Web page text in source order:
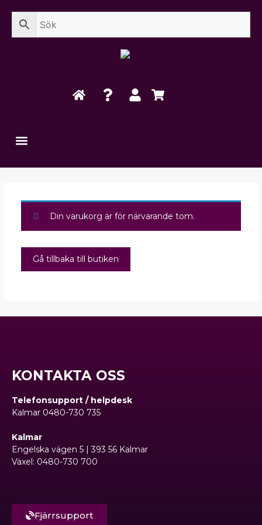
Din varukorg är för närvarande tom.
Gå tillbaka till butiken
KONTAKTA OSS
Telefonsupport / helpdesk
Kalmar 0480-730 735
Kalmar
Engelska vägen 5 | 393 56 Kalmar
Växel: 0480-730 700
Fjärrsupport